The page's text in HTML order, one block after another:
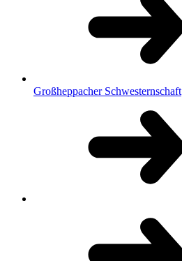
Großheppacher Schwesternschaft